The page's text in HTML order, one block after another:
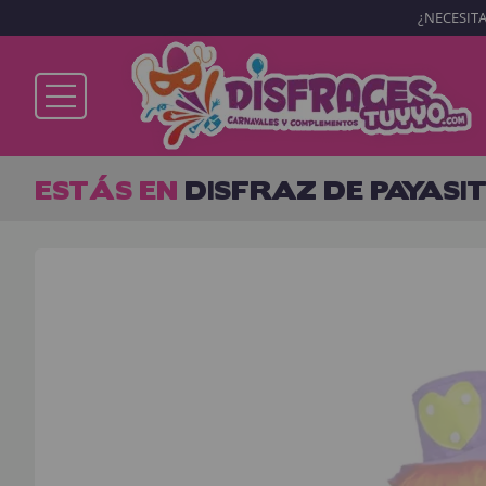
Ya soy cliente
ESTÁS EN DISFRAZ DE